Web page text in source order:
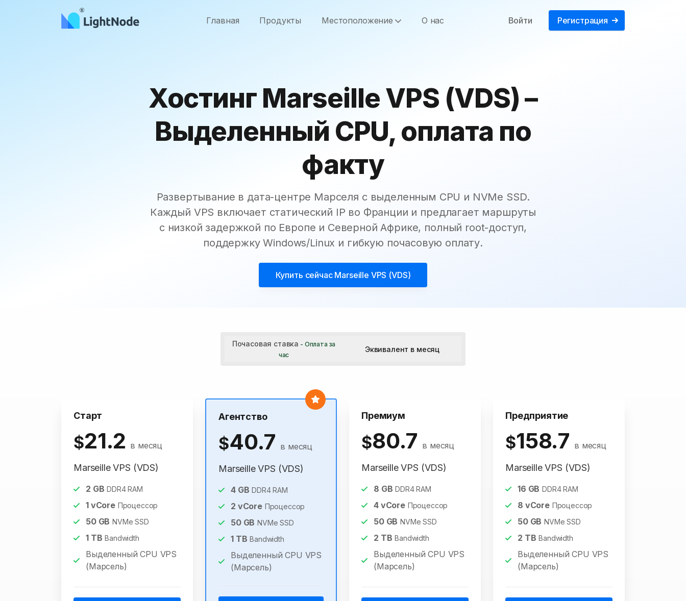
Главная Продукты Местоположение О нас Войти Регистрация
Хостинг Marseille VPS (VDS) –
Выделенный CPU, оплата по
факту
Развертывание в дата-центре Марселя с выделенным CPU и NVMe SSD.
Каждый VPS включает статический IP во Франции и предлагает маршруты
с низкой задержкой по Европе и Северной Африке, полный root-доступ,
поддержку Windows/Linux и гибкую почасовую оплату.
Купить сейчас Marseille VPS (VDS)
Почасовая ставка - Оплата за
час
Эквивалент в месяц
Старт
$21.2 в месяц
Marseille VPS (VDS)
2 GB DDR4 RAM
1vCore Процессор
50GB NVMe SSD
1TB Bandwidth
Выделенный CPU VPS
(Марсель)
Агентство
$40.7 в месяц
Marseille VPS (VDS)
4GB DDR4 RAM
2 vCore Процессор
50GB NVMe SSD
1TB Bandwidth
Выделенный CPU VPS
(Марсель)
Премиум
$80.7 в месяц
Marseille VPS (VDS)
8 GB DDR4 RAM
4vCore Процессор
50GB NVMe SSD
2 TB Bandwidth
Выделенный CPU VPS
(Марсель)
Предприятие
$158.7 в месяц
Marseille VPS (VDS)
16 GB DDR4 RAM
8 vCore Процессор
50GB NVMe SSD
2 TB Bandwidth
Выделенный CPU VPS
(Марсель)